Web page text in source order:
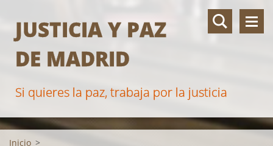
JUSTICIA Y PAZ
DE MADRID
Si quieres la paz, trabaja por la justicia
Inicio >